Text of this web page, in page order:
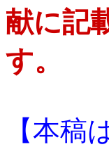
献に記
す。
【本稿